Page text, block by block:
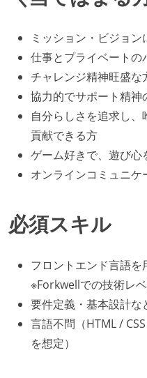
ミッション・ビジョン
仕事とプライベート
チャレンジ精神旺盛な
協力的でサポート精神
自分らしさを追求し
貢献できる方
ゲーム好きで、遊び
オンラインコミュニ
必須スキル
フロントエンド言語を
※Forkwellでの技術レ
要件定義・基本設計な
言語不問（HTML /
を想定）